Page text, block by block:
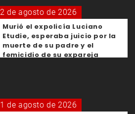
2 de agosto de 2026
Murió el expolicía Luciano
Etudie, esperaba juicio por la
muerte de su padre y el
femicidio de su expareja
1 de agosto de 2026